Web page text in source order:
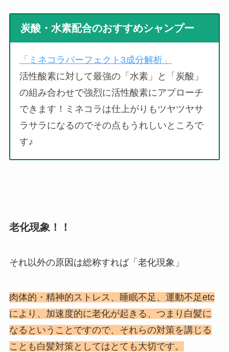
炭酸・水素配合のおすすめシャンプー
「ミネコラパーフェクト3成分解析」
活性酸素に対して最強の「水素」と「炭酸」
の組み合わせで強烈に活性酸素にアプローチ
できます！ミネコラは仕上がりもツヤツヤサ
ラサラになるのでその点もうれしいところで
す♪
老化現象！！
それ以外の原因は総称すれば「老化現象」
肉体的・精神的ストレス、睡眠不足、運動不足etc
により、加速度的に老化が起きる、つまり白髪に
なるということですので、それらの対策を講じる
ことも白髪対策としてはとても大切です。